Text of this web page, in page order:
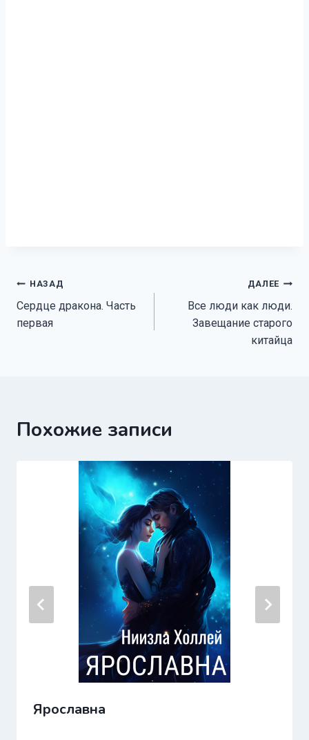
Навигация
по
НАЗАД
Сердце дракона. Часть
первая
ДАЛЕЕ
Все люди как люди.
Завещание старого
китайца
Похожие записи
Ярославна